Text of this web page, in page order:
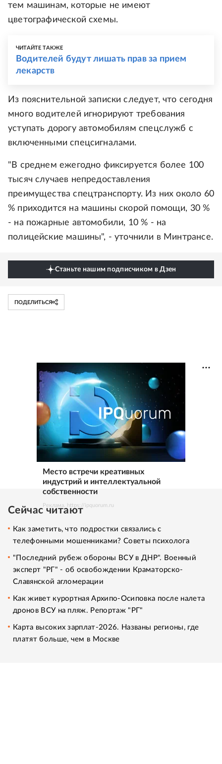
тем машинам, которые не имеют
цветографической схемы.
ЧИТАЙТЕ ТАКЖЕ
Водителей будут лишать прав за прием
лекарств
Из пояснительной записки следует, что сегодня
много водителей игнорируют требования
уступать дорогу автомобилям спецслужб с
включенными спецсигналами.
"В среднем ежегодно фиксируется более 100
тысяч случаев непредоставления
преимущества спецтранспорту. Из них около 60
% приходится на машины скорой помощи, 30 %
- на пожарные автомобили, 10 % - на
полицейские машины", - уточнили в Минтрансе.
Станьте нашим подписчиком в Дзен
ПОДЕЛИТЬСЯ
Место встречи креативных
индустрий и интеллектуальной
собственности
Реклама. https://ipquorum.ru
Сейчас читают
Как заметить, что подростки связались с
телефонными мошенниками? Советы психолога
"Последний рубеж обороны ВСУ в ДНР". Военный
эксперт "РГ" - об освобождении Краматорско-
Славянской агломерации
Как живет курортная Архипо-Осиповка после налета
дронов ВСУ на пляж. Репортаж "РГ"
Карта высоких зарплат-2026. Названы регионы, где
платят больше, чем в Москве